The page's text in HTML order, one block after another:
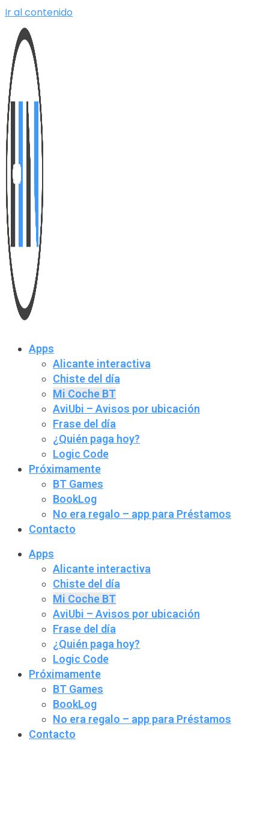
Ir al contenido
Apps
Alicante interactiva
Chiste del día
Mi Coche BT
AviUbi – Avisos por ubicación
Frase del día
¿Quién paga hoy?
Logic Code
Próximamente
BT Games
BookLog
No era regalo – app para Préstamos
Contacto
Apps
Alicante interactiva
Chiste del día
Mi Coche BT
AviUbi – Avisos por ubicación
Frase del día
¿Quién paga hoy?
Logic Code
Próximamente
BT Games
BookLog
No era regalo – app para Préstamos
Contacto